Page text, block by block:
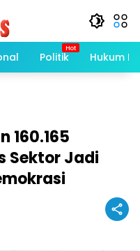
Politik Hukum
160.165
Sektor Jadi